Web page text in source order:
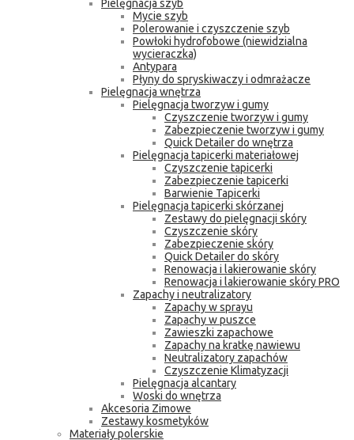
Pielęgnacja szyb
Mycie szyb
Polerowanie i czyszczenie szyb
Powłoki hydrofobowe (niewidzialna
wycieraczka)
Antypara
Płyny do spryskiwaczy i odmrażacze
Pielęgnacja wnętrza
Pielęgnacja tworzyw i gumy
Czyszczenie tworzyw i gumy
Zabezpieczenie tworzyw i gumy
Quick Detailer do wnętrza
Pielęgnacja tapicerki materiałowej
Czyszczenie tapicerki
Zabezpieczenie tapicerki
Barwienie Tapicerki
Pielęgnacja tapicerki skórzanej
Zestawy do pielęgnacji skóry
Czyszczenie skóry
Zabezpieczenie skóry
Quick Detailer do skóry
Renowacja i lakierowanie skóry
Renowacja i lakierowanie skóry PRO
Zapachy i neutralizatory
Zapachy w sprayu
Zapachy w puszce
Zawieszki zapachowe
Zapachy na kratkę nawiewu
Neutralizatory zapachów
Czyszczenie Klimatyzacji
Pielęgnacja alcantary
Woski do wnętrza
Akcesoria Zimowe
Zestawy kosmetyków
Materiały polerskie